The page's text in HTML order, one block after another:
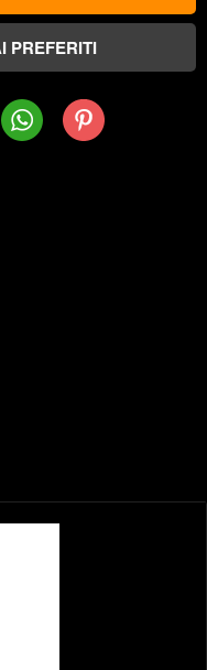
WhatsAppPinterest